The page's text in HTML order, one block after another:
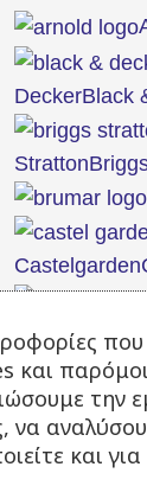
DeckerBlack
Stratton
Castelgarden
που
και
την
να
και